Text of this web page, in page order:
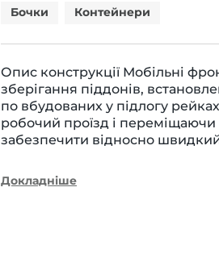
Бочки
Контейнери
Опис конструкції Мобільні
зберігання піддонів,
по вбудованих у підлогу
робочий проїзд і
забезпечити відносно
Докладніше